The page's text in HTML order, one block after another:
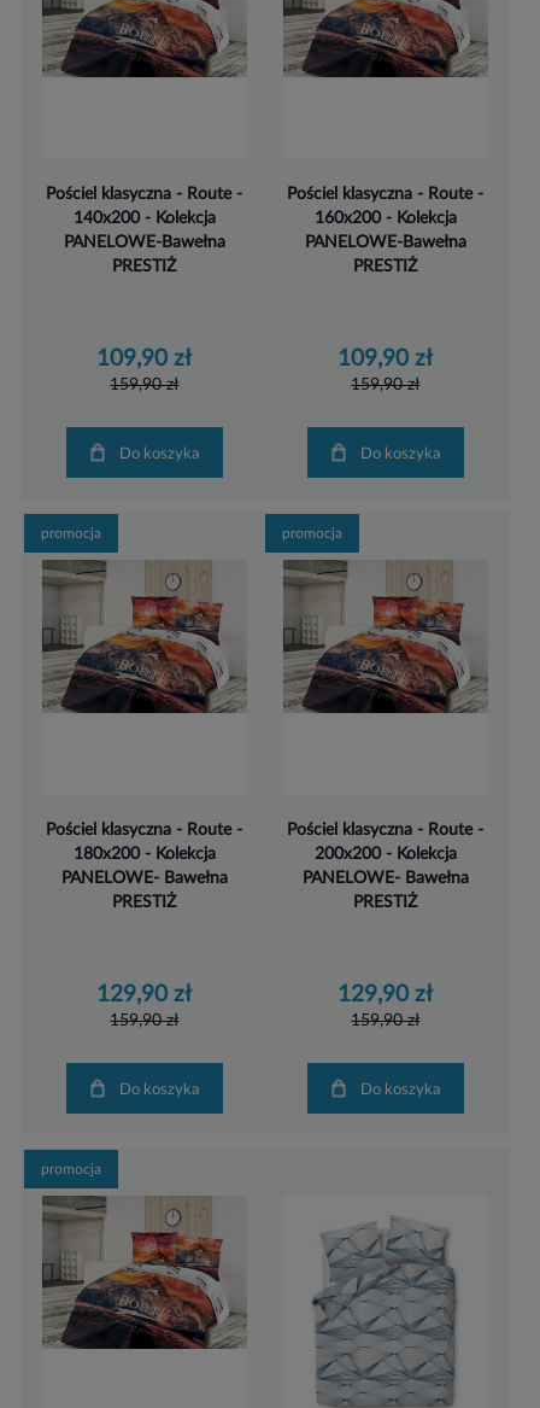
Pościel klasyczna - Route -
140x200 - Kolekcja
PANELOWE-Bawełna
PRESTIŻ
109,90 zł
159,90 zł
Do koszyka
Pościel klasyczna - Route -
160x200 - Kolekcja
PANELOWE-Bawełna
PRESTIŻ
109,90 zł
159,90 zł
Do koszyka
Pościel klasyczna - Route -
180x200 - Kolekcja
PANELOWE- Bawełna
PRESTIŻ
129,90 zł
159,90 zł
Do koszyka
promocja
Pościel klasyczna - Route -
200x200 - Kolekcja
PANELOWE- Bawełna
PRESTIŻ
129,90 zł
159,90 zł
Do koszyka
promocja
promocja